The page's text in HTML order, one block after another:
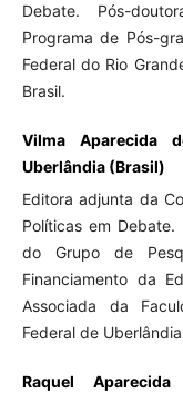
Debate. Pós-
Programa de Pós-
Federal do Rio
Brasil.
Vilma Aparecida
Uberlândia (Brasil)
Editora adjunta da
Políticas em
do Grupo de
Financiamento da
Associada da
Federal de
Raquel